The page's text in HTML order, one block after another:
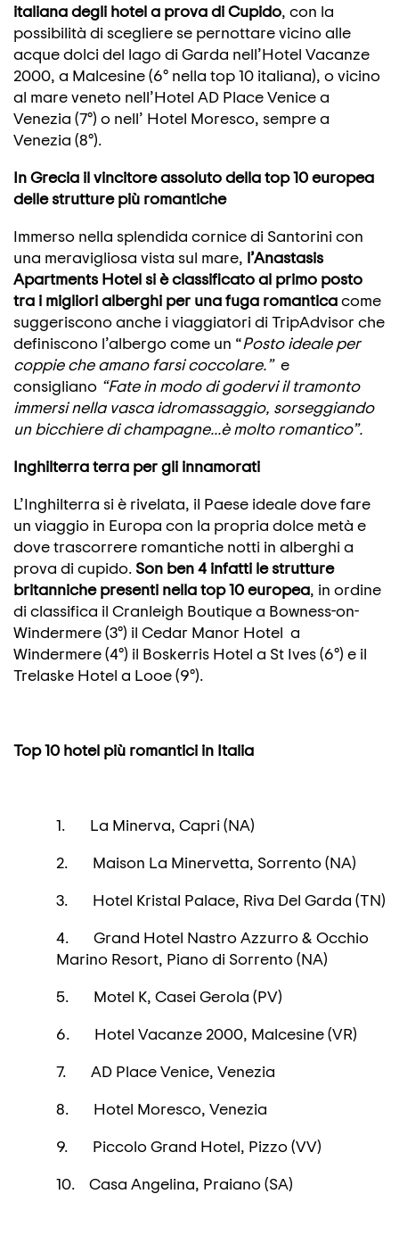
italiana degli hotel a prova di Cupido, con la
possibilità di scegliere se pernottare vicino alle
acque dolci del lago di Garda nell’Hotel Vacanze
2000, a Malcesine (6° nella top 10 italiana), o vicino
al mare veneto nell’Hotel AD Place Venice a
Venezia (7°) o nell’ Hotel Moresco, sempre a
Venezia (8°).
In Grecia il vincitore assoluto della top 10 europea
delle strutture più romantiche
Immerso nella splendida cornice di Santorini con
una meravigliosa vista sul mare, l’Anastasis
Apartments Hotel si è classificato al primo posto
tra i migliori alberghi per una fuga romanticacome
suggeriscono anche i viaggiatori di TripAdvisor che
definiscono l’albergo come un “Posto ideale per
coppie che amano farsi coccolare.” e
consigliano “Fate in modo di godervi il tramonto
immersi nella vasca idromassaggio, sorseggiando
un bicchiere di champagne...è molto romantico”.
Inghilterra terra per gli innamorati
L’Inghilterra si è rivelata, il Paese ideale dove fare
un viaggio in Europa con la propria dolce metà e
dove trascorrere romantiche notti in alberghi a
prova di cupido. Son ben 4 infatti le strutture
britanniche presenti nella top 10 europea, in ordine
di classifica il Cranleigh Boutique a Bowness-on-
Windermere (3°) il Cedar Manor Hotel a
Windermere (4°) il Boskerris Hotel a St Ives (6°) e il
Trelaske Hotel a Looe (9°).
Top 10 hotel più romantici in Italia
1. La Minerva, Capri (NA)
2. Maison La Minervetta, Sorrento (NA)
3. Hotel Kristal Palace, Riva Del Garda (TN)
4. Grand Hotel Nastro Azzurro & Occhio
Marino Resort, Piano di Sorrento (NA)
5. Motel K, Casei Gerola (PV)
6. Hotel Vacanze 2000, Malcesine (VR)
7. AD Place Venice, Venezia
8. Hotel Moresco, Venezia
9. Piccolo Grand Hotel, Pizzo (VV)
10. Casa Angelina, Praiano (SA)